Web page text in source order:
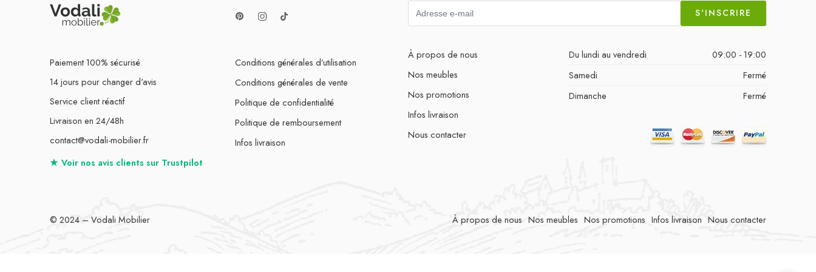
Paiement 100% sécurisé
14 jours pour changer d'avis
Service client réactif
Livraison en 24/48h
contact@vodali-mobilier.fr
Conditions générales d’utilisation
Conditions générales de vente
Politique de confidentialité
Politique de remboursement
Infos livraison
S'INSCRIRE
À propos de nous
Nos meubles
Nos promotions
Infos livraison
Nous contacter
Du lundi au vendredi
09:00 - 19:00
Samedi
Fermé
Dimanche
Fermé
★ Voir nos avis clients sur Trustpilot
© 2024 – Vodali Mobilier À propos de nous Nos meubles Nos promotions Infos livraison Nous contacter